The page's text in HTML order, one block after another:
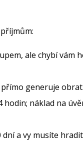
ale chybí vám
generuje obrat.
náklad na
a vy musíte